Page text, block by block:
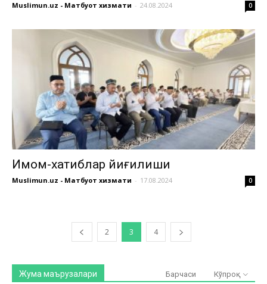
Muslimun.uz - Матбуот хизмати - 24.08.2024 0
Имом-хатиблар йиғилиши
Muslimun.uz - Матбуот хизмати - 17.08.2024 0
2 3 4
Жума маърузалари Барчаси Кўпроқ